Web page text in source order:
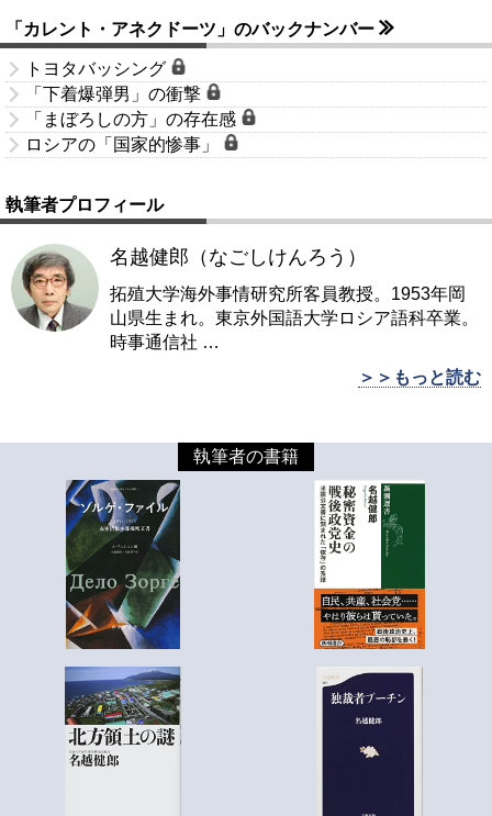
「カレント・アネクドーツ」のバックナンバー
トヨタバッシング
「下着爆弾男」の衝撃
「まぼろしの方」の存在感
ロシアの「国家的惨事」
執筆者プロフィール
名越健郎（なごしけんろう）
拓殖大学海外事情研究所客員教授。1953年岡
山県生まれ。東京外国語大学ロシア語科卒業。
時事通信社 …
＞＞もっと読む
執筆者の書籍